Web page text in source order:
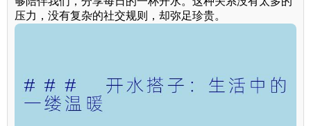
压力，没有复杂的社交规则，却弥足珍贵。